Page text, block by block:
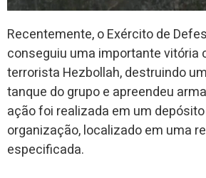
Recentemente, o Exército de
conseguiu uma importante vitória
terrorista Hezbollah, destruindo
tanque do grupo e apreendeu
ação foi realizada em um
organização, localizado em uma
especificada.